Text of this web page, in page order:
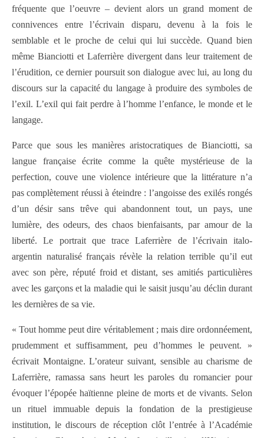
fréquente que l’oeuvre – devient alors un grand moment de
connivences entre l’écrivain disparu, devenu à la fois le
semblable et le proche de celui qui lui succède. Quand bien
même Bianciotti et Laferrière divergent dans leur traitement de
l’érudition, ce dernier poursuit son dialogue avec lui, au long du
discours sur la capacité du langage à produire des symboles de
l’exil. L’exil qui fait perdre à l’homme l’enfance, le monde et le
langage.
Parce que sous les manières aristocratiques de Bianciotti, sa
langue française écrite comme la quête mystérieuse de la
perfection, couve une violence intérieure que la littérature n’a
pas complètement réussi à éteindre : l’angoisse des exilés rongés
d’un désir sans trêve qui abandonnent tout, un pays, une
lumière, des odeurs, des chaos bienfaisants, par amour de la
liberté. Le portrait que trace Laferrière de l’écrivain italo-
argentin naturalisé français révèle la relation terrible qu’il eut
avec son père, réputé froid et distant, ses amitiés particulières
avec les garçons et la maladie qui le saisit jusqu’au déclin durant
les dernières de sa vie.
« Tout homme peut dire véritablement ; mais dire ordonnéement,
prudemment et suffisamment, peu d’hommes le peuvent. »
écrivait Montaigne. L’orateur suivant, sensible au charisme de
Laferrière, ramassa sans heurt les paroles du romancier pour
évoquer l’épopée haïtienne pleine de morts et de vivants. Selon
un rituel immuable depuis la fondation de la prestigieuse
institution, le discours de réception clôt l’entrée à l’Académie